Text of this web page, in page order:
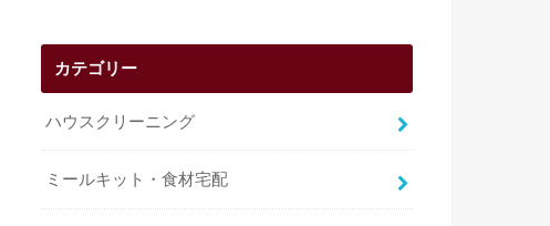
カテゴリー
ハウスクリーニング
ミールキット・食材宅配